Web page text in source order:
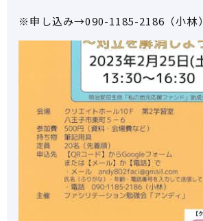
※申し込み→090-1185-2186（小林）